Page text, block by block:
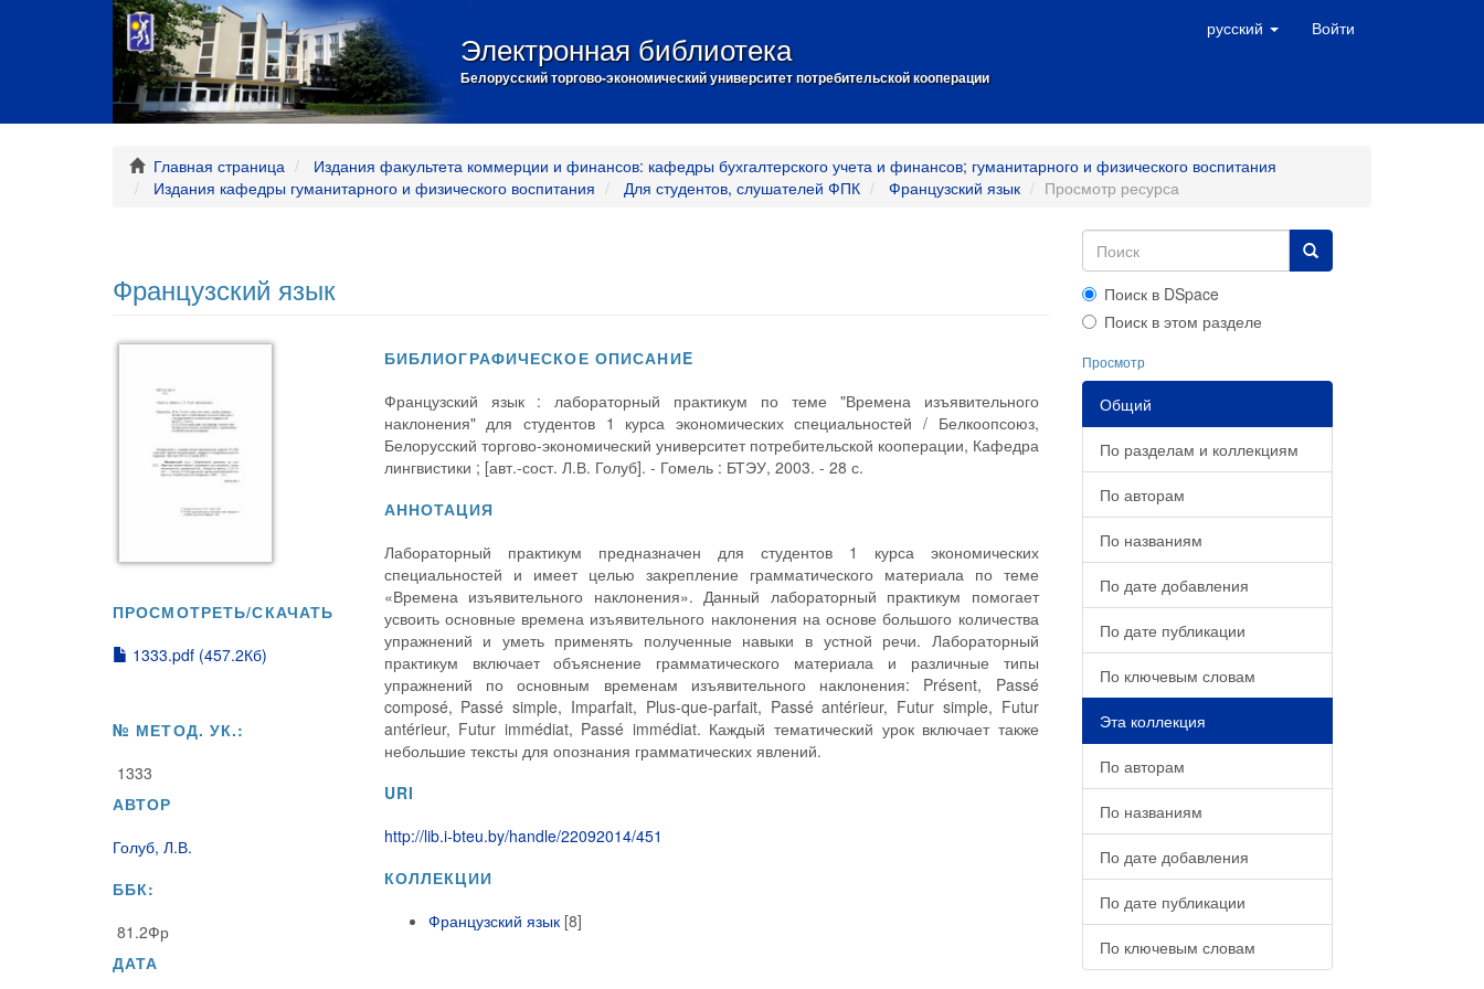
Электронная библиотека
Белорусский торгово-экономический университет потребительской кооперации
русский Войти
Главная страница
Издания факультета коммерции и финансов: кафедры бухгалтерского учета и финансов; гуманитарного и физического воспитания
Издания кафедры гуманитарного и физического воспитания
Для студентов, слушателей ФПК Французский язык Просмотр ресурса
Французский язык
ПРОСМОТРЕТЬ/СКАЧАТЬ
1333.pdf (457.2Кб)
№ МЕТОД. УК.:
1333
АВТОР
Голуб, Л.В.
ББК:
81.2Фр
ДАТА
БИБЛИОГРАФИЧЕСКОЕ ОПИСАНИE
Французский язык : лабораторный практикум по теме "Времена изъявительного
наклонения" для студентов 1 курса экономических специальностей / Белкоопсоюз,
Белорусский торгово-экономический университет потребительской кооперации, Кафедра
лингвистики ; [авт.-сост. Л.В. Голуб]. - Гомель : БТЭУ, 2003. - 28 с.
АННОТАЦИЯ
Лабораторный практикум предназначен для студентов 1 курса экономических
специальностей и имеет целью закрепление грамматического материала по теме
«Времена изъявительного наклонения». Данный лабораторный практикум помогает
усвоить основные времена изъявительного наклонения на основе большого количества
упражнений и уметь применять полученные навыки в устной речи. Лабораторный
практикум включает объяснение грамматического материала и различные типы
упражнений по основным временам изъявительного наклонения: Présent, Passé
composé, Passé simple, Imparfait, Plus-que-parfait, Passé antérieur, Futur simple, Futur
antérieur, Futur immédiat, Passé immédiat. Каждый тематический урок включает также
небольшие тексты для опознания грамматических явлений.
URI
http://lib.i-bteu.by/handle/22092014/451
КОЛЛЕКЦИИ
Французский язык[8]
Поиск в DSpace
Поиск в этом разделе
Просмотр
Общий
По разделам и коллекциям
По авторам
По названиям
По дате добавления
По дате публикации
По ключевым словам
Эта коллекция
По авторам
По названиям
По дате добавления
По дате публикации
По ключевым словам